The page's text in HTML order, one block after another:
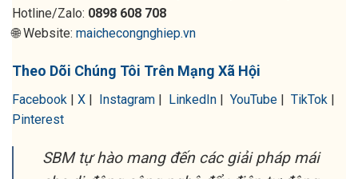
Hotline/Zalo: 0898 608 708
🌐 Website: maichecongnghiep.vn
Theo Dõi Chúng Tôi Trên Mạng Xã Hội
Facebook | X | Instagram | LinkedIn | YouTube | TikTok |
Pinterest
SBM tự hào mang đến các giải pháp mái